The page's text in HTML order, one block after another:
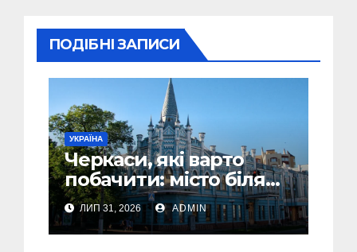
ПОДІБНІ ЗАПИСИ
УКРАЇНА
Черкаси, які варто
побачити: місто біля
Дніпра, зелені парки
та місця з особливою
атмосферою
ЛИП 31, 2026 ADMIN